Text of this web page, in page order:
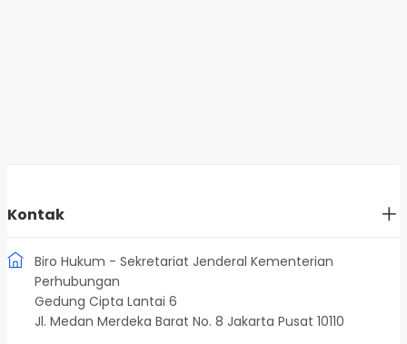
Kontak
Biro Hukum - Sekretariat Jenderal Kementerian
Perhubungan
Gedung Cipta Lantai 6
Jl. Medan Merdeka Barat No. 8 Jakarta Pusat 10110